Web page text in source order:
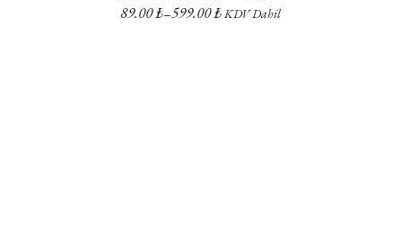
89.00₺–599.00₺KDV Dahil